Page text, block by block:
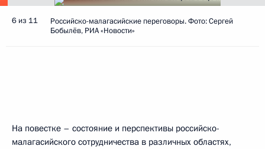
6 из 11
Российско-малагасийские переговоры. Фото: Сергей
Бобылёв, РИА «Новости»
На повестке – состояние и перспективы российско-
малагасийского сотрудничества в различных областях,